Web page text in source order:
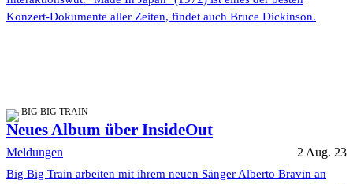
Konzert-Dokumente aller Zeiten, findet auch Bruce Dickinson.
BIG BIG TRAIN
Neues Album über InsideOut
Meldungen 2 Aug. 23
Big Big Train arbeiten mit ihrem neuen Sänger Alberto Bravin an